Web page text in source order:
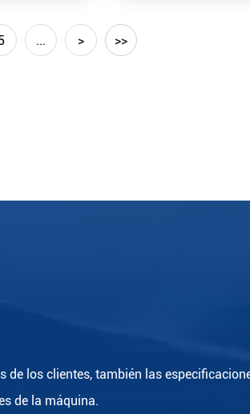
... > >>
los clientes, también las
de la máquina.